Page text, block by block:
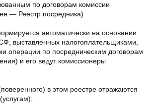
по договорам комиссии
— Реестр посредника)
автоматически на основании
выставленных налогоплательщиками,
операции по посредническим договорам
и его ведут комиссионеры
в этом реестре отражаются